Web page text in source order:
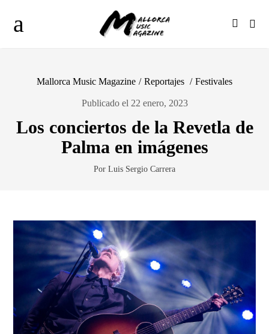
Mallorca Music Magazine / Reportajes / Festivales
Publicado el 22 enero, 2023
Los conciertos de la Revetla de
Palma en imágenes
Por Luis Sergio Carrera